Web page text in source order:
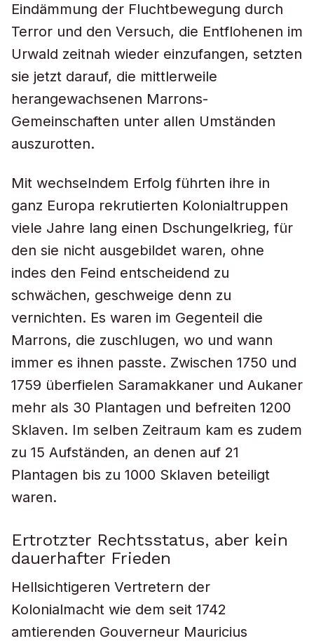
Eindämmung der Fluchtbewegung durch
Terror und den Versuch, die Entflohenen im
Urwald zeitnah wieder einzufangen, setzten
sie jetzt darauf, die mittlerweile
herangewachsenen Marrons-
Gemeinschaften unter allen Umständen
auszurotten.
Mit wechselndem Erfolg führten ihre in
ganz Europa rekrutierten Kolonialtruppen
viele Jahre lang einen Dschungelkrieg, für
den sie nicht ausgebildet waren, ohne
indes den Feind entscheidend zu
schwächen, geschweige denn zu
vernichten. Es waren im Gegenteil die
Marrons, die zuschlugen, wo und wann
immer es ihnen passte. Zwischen 1750 und
1759 überfielen Saramakkaner und Aukaner
mehr als 30 Plantagen und befreiten 1200
Sklaven. Im selben Zeitraum kam es zudem
zu 15 Aufständen, an denen auf 21
Plantagen bis zu 1000 Sklaven beteiligt
waren.
Ertrotzter Rechtsstatus, aber kein
dauerhafter Frieden
Hellsichtigeren Vertretern der
Kolonialmacht wie dem seit 1742
amtierenden Gouverneur Mauricius